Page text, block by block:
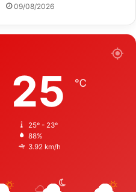
09/08/2026
25 ℃
25º - 23º
88%
3.92 km/h